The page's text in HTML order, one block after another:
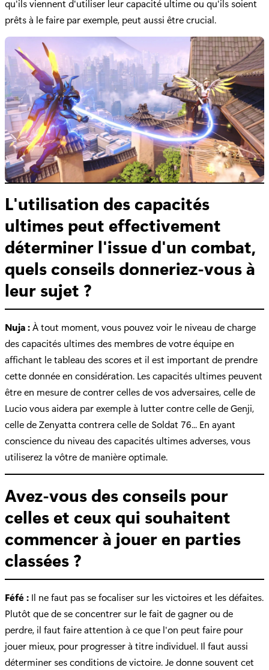
qu'ils viennent d'utiliser leur capacité ultime ou qu'ils soient
prêts à le faire par exemple, peut aussi être crucial.
L'utilisation des capacités
ultimes peut effectivement
déterminer l'issue d'un combat,
quels conseils donneriez-vous à
leur sujet ?
Nuja :À tout moment, vous pouvez voir le niveau de charge
des capacités ultimes des membres de votre équipe en
affichant le tableau des scores et il est important de prendre
cette donnée en considération. Les capacités ultimes peuvent
être en mesure de contrer celles de vos adversaires, celle de
Lucio vous aidera par exemple à lutter contre celle de Genji,
celle de Zenyatta contrera celle de Soldat 76... En ayant
conscience du niveau des capacités ultimes adverses, vous
utiliserez la vôtre de manière optimale.
Avez-vous des conseils pour
celles et ceux qui souhaitent
commencer à jouer en parties
classées ?
Féfé : Il ne faut pas se focaliser sur les victoires et les défaites.
Plutôt que de se concentrer sur le fait de gagner ou de
perdre, il faut faire attention à ce que l'on peut faire pour
jouer mieux, pour progresser à titre individuel. Il faut aussi
déterminer ses conditions de victoire. Je donne souvent cet